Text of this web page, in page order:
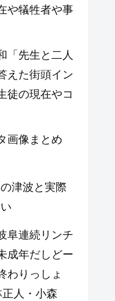
や犠牲者や事
「先生と二人
えた街頭イン
徒の現在やコ
画像まとめ
津波と実際
阜連続リンチ
成年だしどー
わりっしょ
人・小森